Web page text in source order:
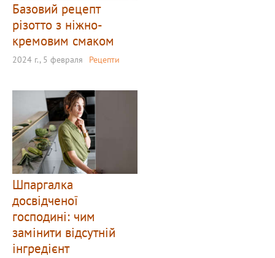
Базовий рецепт
різотто з ніжно-
кремовим смаком
2024 г., 5 февраля Рецепти
Шпаргалка
досвідченої
господині: чим
замінити відсутній
інгредієнт